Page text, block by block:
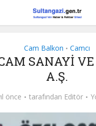
Cam Balkon • Camcı
SANAYİ
A.Ş.
önce tarafından Editör